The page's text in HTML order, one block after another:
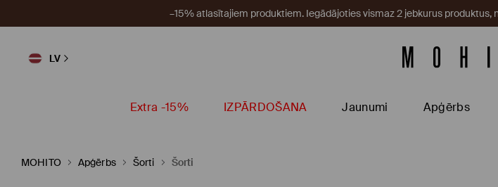
–15% atlasītajiem produktiem. Iegādājoties vismaz 2 jebkurus produktus,
LV
Extra -15% IZPĀRDOŠANA Jaunumi Apģērbs
MOHITO Apģērbs Šorti Šorti